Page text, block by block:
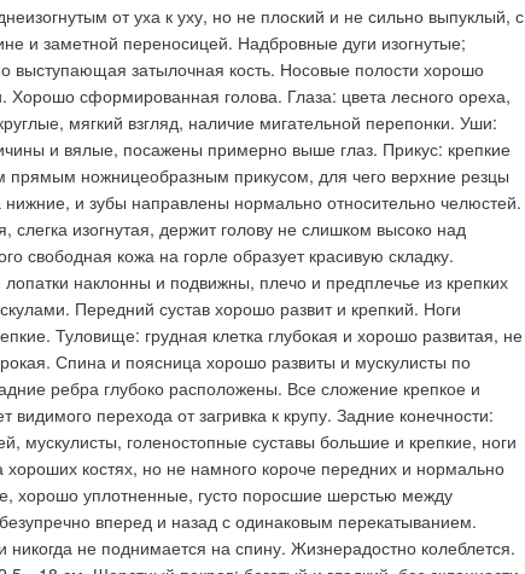
от уха к уху, но не плоский и не сильно выпуклый, с
и заметной переносицей. Надбровные дуги изогнутые;
выступающая затылочная кость. Носовые полости хорошо
Хорошо сформированная голова. Глаза: цвета лесного ореха,
мягкий взгляд, наличие мигательной перепонки. Уши:
и вялые, посажены примерно выше глаз. Прикус: крепкие
прямым ножницеобразным прикусом, для чего верхние резцы
нижние, и зубы направлены нормально относительно челюстей.
слегка изогнутая, держит голову не слишком высоко над
свободная кожа на горле образует красивую складку.
наклонны и подвижны, плечо и предплечье из крепких
Передний сустав хорошо развит и крепкий. Ноги
Туловище: грудная клетка глубокая и хорошо развитая, не
Спина и поясница хорошо развиты и мускулисты по
ребра глубоко расположены. Все сложение крепкое и
видимого перехода от загривка к крупу. Задние конечности:
мускулисты, голеностопные суставы большие и крепкие, ноги
хороших костях, но не намного короче передних и нормально
хорошо уплотненные, густо поросшие шерстью между
вперед и назад с одинаковым перекатыванием.
никогда не поднимается на спину. Жизнерадостно колеблется.